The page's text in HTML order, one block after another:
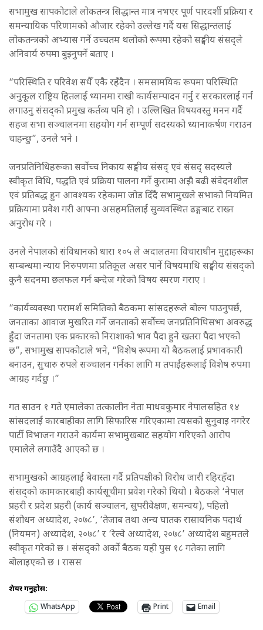
सभामुख सापकोटाले लोकतन्त्र सिद्धान्त मात्र नभएर पूर्ण पारदर्शी प्रक्रिया र
समन्यायिक परिणामको औजार रहेको उल्लेख गर्दै यस सिद्धान्तलाई
लोकतन्त्रको अभ्यास गर्ने उच्चतम थलोको रूपमा रहेको सङ्घीय संसद्ले
अनिवार्य रुपमा बुझ्नुपर्ने बताए ।
“परिस्थिति र परिवेश सधैँ एकै रहँदैन । समसामयिक रूपमा परिस्थिति
अनुकूल राष्ट्रिय हितलाई ध्यानमा राखी कार्यसम्पादन गर्नु र सरकारलाई गर्न
लगाउनु संसद्को प्रमुख कर्तव्य पनि हो । उल्लिखित विषयवस्तु मनन गर्दै
सहज सभा सञ्चालनमा सहयोग गर्न सम्पूर्ण सदस्यको ध्यानाकर्षण गराउन
चाहन्छु”, उनले भने ।
जनप्रतिनिधिहरूका सर्वोच्च निकाय सङ्घीय संसद् एवं संसद् सदस्यले
स्वीकृत विधि, पद्धति एवं प्रक्रिया पालना गर्ने कुरामा अझै बढी संवेदनशील
एवं प्रतिबद्ध हुन आवश्यक रहेकामा जोड दिँदै सभामुखले सभाको नियमित
प्रक्रियामा प्रवेश गरी आफ्ना असहमतिलाई सुव्यवस्थित ढङ्गबाट राख्न
अनुरोध गरे ।
उनले नेपालको संविधानको धारा १०५ ले अदालतमा विचाराधीन मुद्दाहरूका
सम्बन्धमा न्याय निरुपणमा प्रतिकूल असर पार्ने विषयमाथि सङ्घीय संसद्को
कुनै सदनमा छलफल गर्न बन्देज गरेको विषय स्मरण गराए ।
“कार्यव्यवस्था परामर्श समितिको बैठकमा सांसदहरूले बोल्न पाउनुपर्छ,
जनताका आवाज मुखरित गर्ने जनताको सर्वोच्च जनप्रतिनिधिसभा अवरुद्ध
हुँदा जनतामा एक प्रकारको निराशाको भाव पैदा हुने खतरा पैदा भएको
छ”, सभामुख सापकोटाले भने, “विशेष रूपमा यो बैठकलाई प्रभावकारी
बनाउन, सुचारु रुपले सञ्चालन गर्नका लागि म तपाईंहरूलाई विशेष रुपमा
आग्रह गर्दछु ।”
गत साउन १ गते एमालेका तत्कालीन नेता माधवकुमार नेपालसहित १४
सांसदलाई कारबाहीका लागि सिफारिस गरिएकामा त्यसको सुनुवाइ नगरेर
पार्टी विभाजन गराउने कार्यमा सभामुखबाट सहयोग गरिएको आरोप
एमालेले लगाउँदै आएको छ ।
सभामुखको आग्रहलाई बेवास्ता गर्दै प्रतिपक्षीको विरोध जारी रहिरहँदा
संसद्को कामकारबाही कार्यसूचीमा प्रवेश गरेको थियो । बैठकले ‘नेपाल
प्रहरी र प्रदेश प्रहरी (कार्य सञ्चालन, सुपरीवेक्षण, समन्वय), पहिलो
संशोधन अध्यादेश, २०७८’, ‘तेजाब तथा अन्य घातक रासायनिक पदार्थ
(नियमन) अध्यादेश, २०७८’ र ‘रेल्वे अध्यादेश, २०७८’ अध्यादेश बहुमतले
स्वीकृत गरेको छ । संसद्को अर्को बैठक यही पुस १८ गतेका लागि
बोलाइएको छ । रासस
शेयर गर्नुहोस:
WhatsApp
Print Email